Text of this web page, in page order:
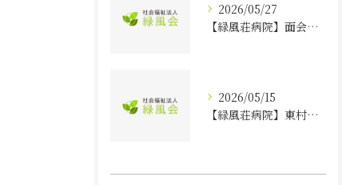
2026/05/27
【緑風荘病院】面会について（2026年6月1日より面会規約を変更します）
2026/05/15
【緑風荘病院】東村山市 特定健康診査の実施日ならびに予約について